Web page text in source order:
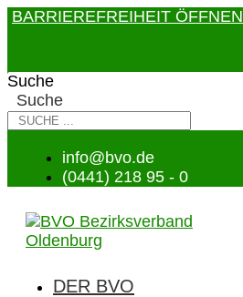
BARRIEREFREIHEIT ÖFFNEN
Suche
Suche
info@bvo.de
(0441) 218 95 - 0
DER BVO